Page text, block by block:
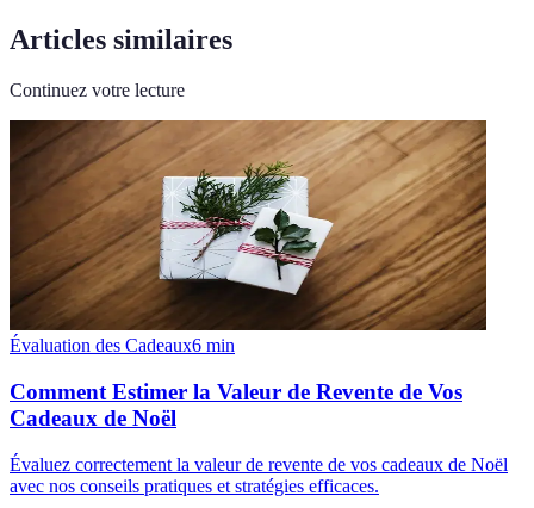
Articles similaires
Continuez votre lecture
Évaluation des Cadeaux6 min
Comment Estimer la Valeur de Revente de Vos
Cadeaux de Noël
Évaluez correctement la valeur de revente de vos cadeaux de Noël
avec nos conseils pratiques et stratégies efficaces.